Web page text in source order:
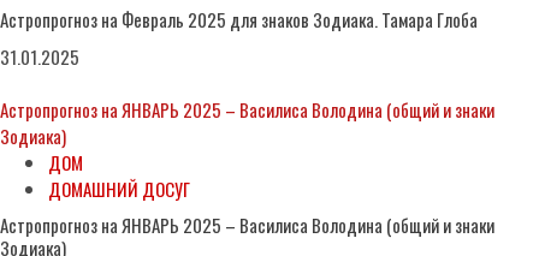
Астропрогноз на Февраль 2025 для знаков Зодиака. Тамара Глоба
31.01.2025
Астропрогноз на ЯНВАРЬ 2025 – Василиса Володина (общий и знаки
Зодиака)
ДОМ
ДОМАШНИЙ ДОСУГ
Астропрогноз на ЯНВАРЬ 2025 – Василиса Володина (общий и знаки
Зодиака)